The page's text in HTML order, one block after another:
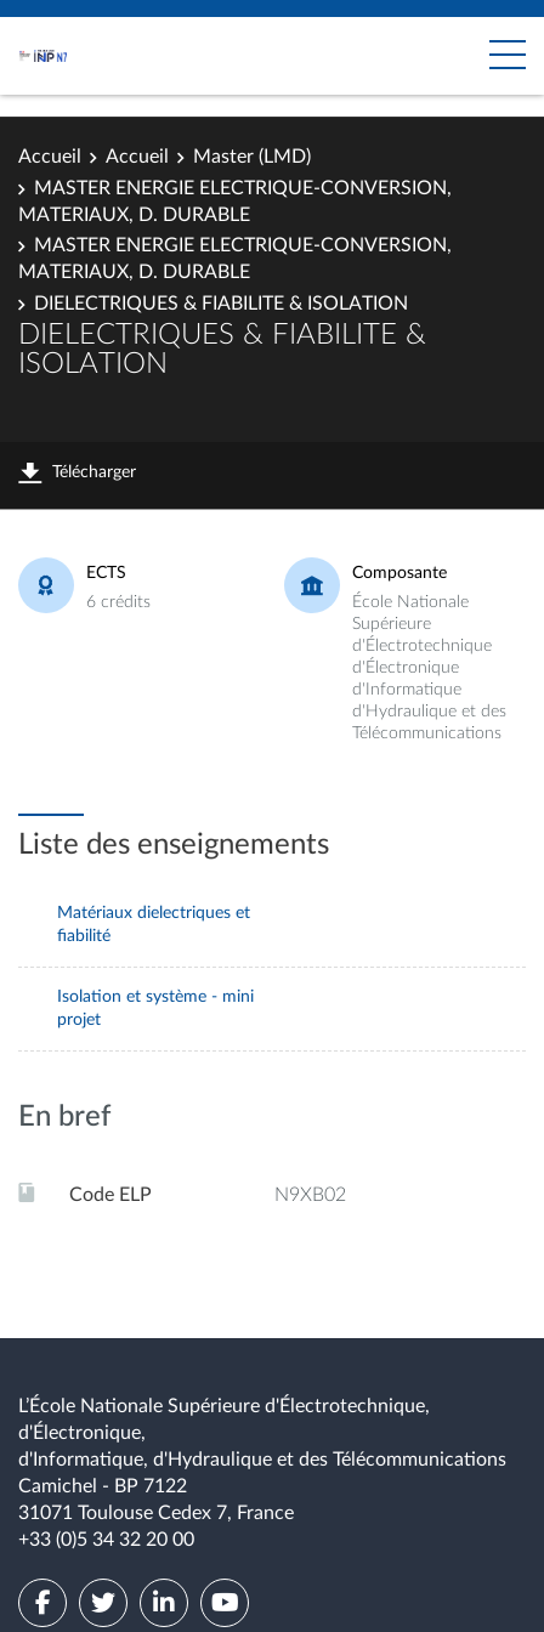
Accueil Accueil
Master (LMD)
MASTER ENERGIE ELECTRIQUE-CONVERSION,
MATERIAUX, D. DURABLE
MASTER ENERGIE ELECTRIQUE-CONVERSION,
MATERIAUX, D. DURABLE
DIELECTRIQUES & FIABILITE & ISOLATION
DIELECTRIQUES & FIABILITE &
ISOLATION
Télécharger
ECTS
6 crédits
Composante
École Nationale
Supérieure
d'Électrotechnique
d'Électronique
d'Informatique
d'Hydraulique et des
Télécommunications
Liste des enseignements
Matériaux dielectriques et
fiabilité
Isolation et système - mini
projet
En bref
Code ELP N9XB02
L’École Nationale Supérieure d'Électrotechnique,
d'Électronique,
d'Informatique, d'Hydraulique et des Télécommunications
Camichel - BP 7122
31071 Toulouse Cedex 7, France
+33 (0)5 34 32 20 00